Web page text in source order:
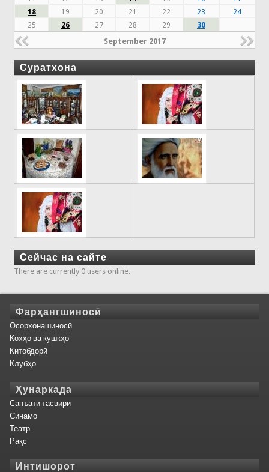
18
19 20 21 22 23
24
25
26 27 28 29 30
September 2017
Суратхона
Сейчас на сайте
There are currently 0 users online.
Фарҳангшиносӣ
Осорхонашиносӣ
Кохҳо ва кушкҳо
Китобдорӣ
Клубҳо
Ҳунаркада
Санъати тасвирӣ
Синамо
Театр
Рақс
Интишорот